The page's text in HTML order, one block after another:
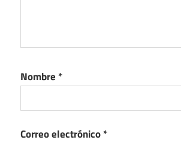
Nombre *
Correo electrónico*